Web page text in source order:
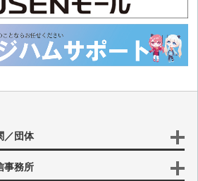
ルシャックの空調と電源
クの太陽光パネルをパワーアップ
コンテストと記念局公開運用参加
／団体
事務所